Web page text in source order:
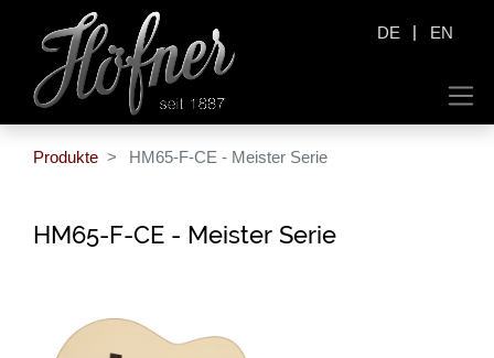
DE | EN
Produkte HM65-F-CE - Meister Serie
HM65-F-CE - Meister Serie